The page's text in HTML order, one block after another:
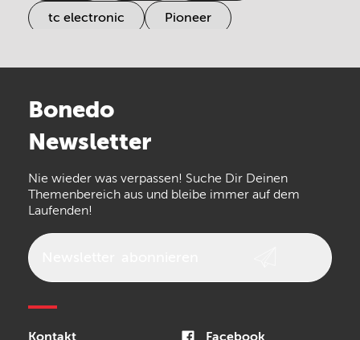
tc electronic Pioneer
Arturia
the t.bone
Walrus Audio Epiphone
Bonedo
Newsletter
Nie wieder was verpassen! Suche Dir Deinen
Themenbereich aus und bleibe immer auf dem
Laufenden!
Kontakt Facebook